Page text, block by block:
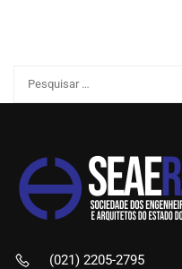
(021) 2205-2795